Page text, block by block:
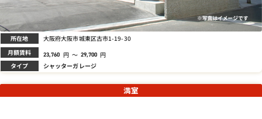
所在地 大阪府大阪市城東区古市1-19-30
月額賃料 23,760 円 ～ 29,700 円
タイプ シャッターガレージ
満室